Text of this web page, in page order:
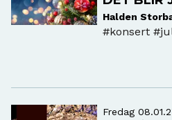
Halden
#konsert
Fredag